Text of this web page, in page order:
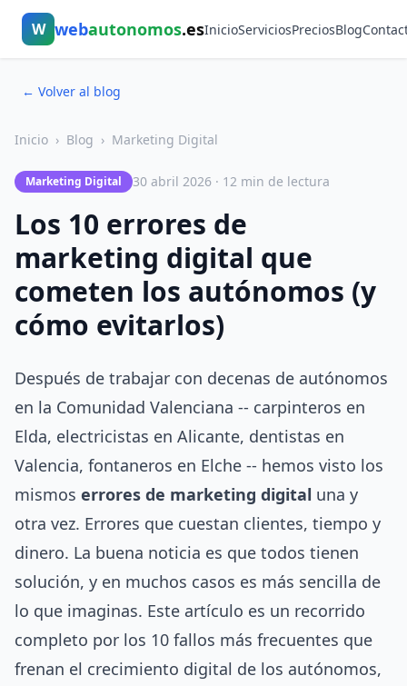
W webautonomos.esInicioServiciosPreciosBlog
← Volver al blog
Inicio › Blog › Marketing Digital
Marketing Digital 30 abril 2026 · 12 min de lectura
Los 10 errores de
marketing digital que
cometen los autónomos (y
cómo evitarlos)
Después de trabajar con decenas de autónomos
en la Comunidad Valenciana -- carpinteros en
Elda, electricistas en Alicante, dentistas en
Valencia, fontaneros en Elche -- hemos visto los
mismos errores de marketing digital una y
otra vez. Errores que cuestan clientes, tiempo y
dinero. La buena noticia es que todos tienen
solución, y en muchos casos es más sencilla de
lo que imaginas. Este artículo es un recorrido
completo por los 10 fallos más frecuentes que
frenan el crecimiento digital de los autónomos,